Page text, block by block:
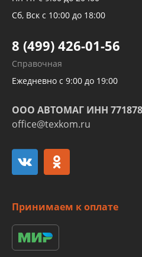
Трубок кондиционеров
Развертка пайка медных
алюминиевых трубок и
Сб, Вск с 10:00 до 18:00
8 (499) 426-01-56
Справочная
Ежедневно с 9:00 до 19:00
ООО АВТОМАГ ИНН
office@texkom.ru
Принимаем к оплате